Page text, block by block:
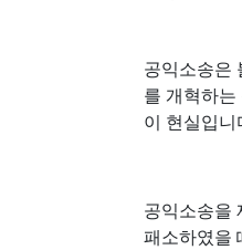
공익소송은
를 개혁하
이 현실입니
공익소송을
패소하였을